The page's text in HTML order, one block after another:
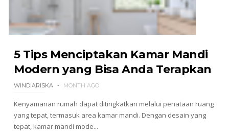
5 Tips Menciptakan Kamar Mandi
Modern yang Bisa Anda Terapkan
WINDIARISKA MONTH AGO
Kenyamanan rumah dapat ditingkatkan melalui penataan ruang
yang tepat, termasuk area kamar mandi. Dengan desain yang
tepat, kamar mandi mode...